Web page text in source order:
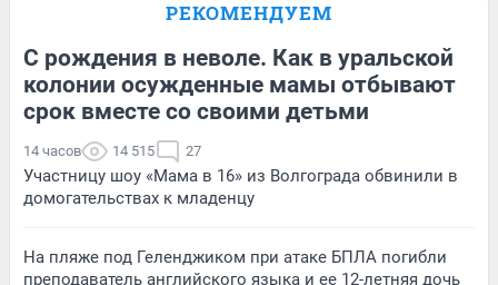
РЕКОМЕНДУЕМ
С рождения в неволе. Как в уральской
колонии осужденные мамы отбывают
срок вместе со своими детьми
14 часов 14 515 27
Участницу шоу «Мама в 16» из Волгограда обвинили в
домогательствах к младенцу
На пляже под Геленджиком при атаке БПЛА погибли
преподаватель английского языка и ее 12-летняя дочь